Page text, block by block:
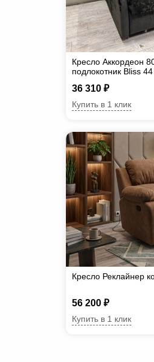
Кресло Аккордеон
подлокотник Вliss 44
36 310 ₽
Купить в 1 клик
Кресло Реклайнер
56 200 ₽
Купить в 1 клик